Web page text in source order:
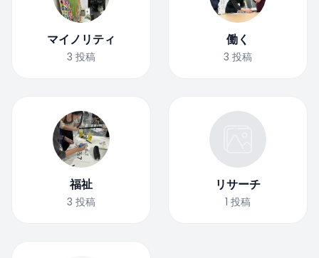
マイノリティ
3 投稿
働く
3 投稿
福祉
3 投稿
リサーチ
1 投稿